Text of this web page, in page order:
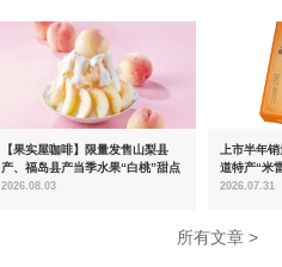
【果实屋咖啡】限量发售山梨县
产、福岛县产当季水果“白桃”甜点
2026.08.03
上市半年
道特产“米
出首款夏
2026.07.31
所有文章 >